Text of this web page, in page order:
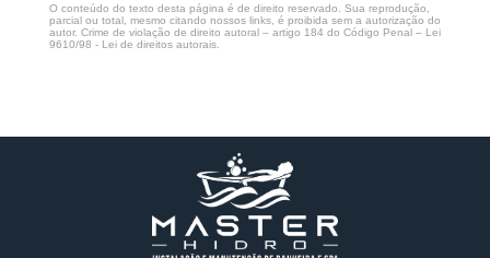
O conteúdo do texto desta página é de direito reservado. Sua reprodução,
parcial ou total, mesmo citando nossos links, é proibida sem a autorização do
autor. Crime de violação de direito autoral – artigo 184 do Código Penal – Lei
9610/98 - Lei de direitos autorais.